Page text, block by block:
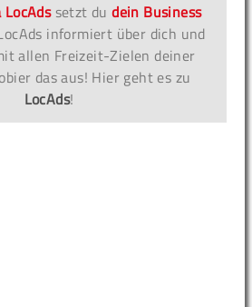
setzt dudein Business
informiert über dich und
allen Freizeit-Zielen deiner
das aus! Hier geht es zu
LocAds!